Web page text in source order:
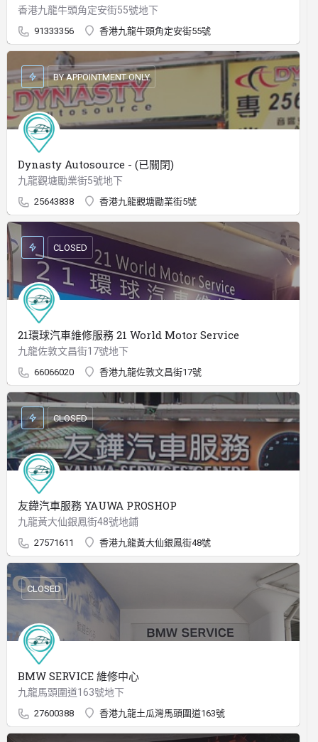
香港九龍牛頭角定安街55號地下
91333356 香港九龍牛頭角定安街55號
Dynasty Autosource - (已關閉)
九龍觀塘勵業街5號地下
25643838 香港九龍觀塘勵業街5號
BY APPOINTMENT ONLY
21環球汽車維修服務 21 World Motor Service
九龍佐敦文昌街17號地下
66066020 香港九龍佐敦文昌街17號
CLOSED
友鏵汽車服務 YAUWA PROSHOP
九龍黃大仙銀鳳街48號地鋪
27571611 香港九龍黃大仙銀鳳街48號
CLOSED
BMW SERVICE 維修中心
九龍馬頭圍道163號地下
27600388 香港九龍土瓜灣馬頭圍道163號
CLOSED